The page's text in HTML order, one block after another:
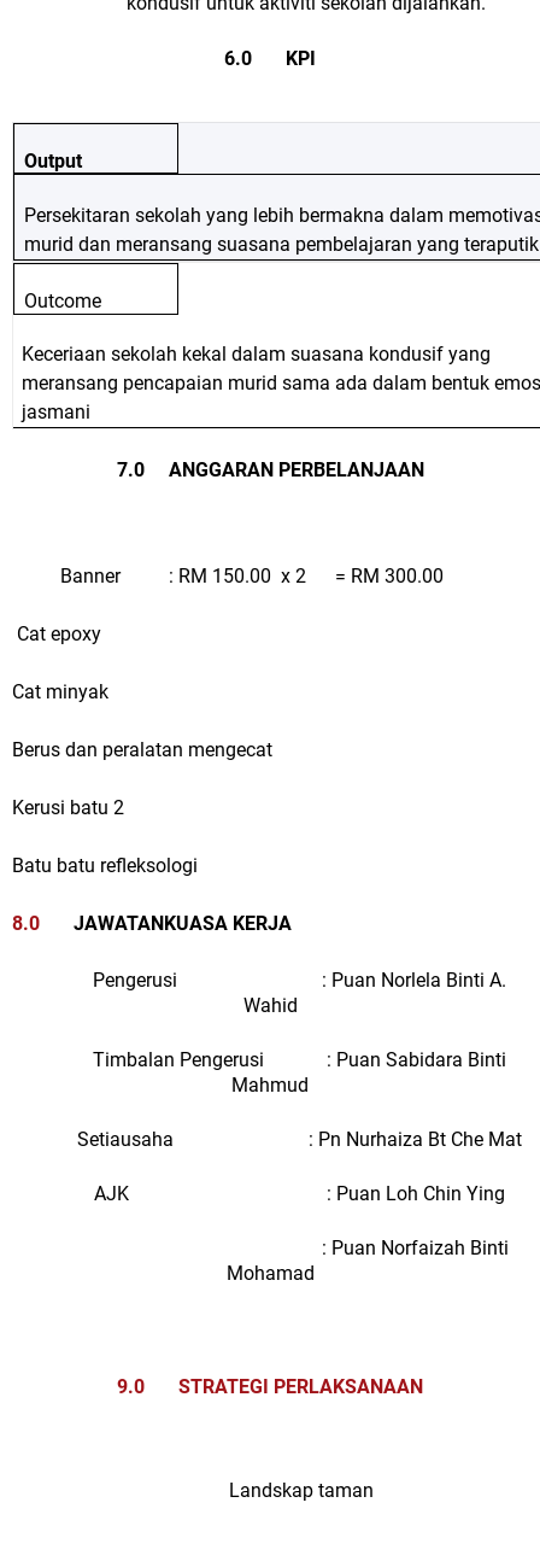
6.0 KPI
Output
Persekitaran sekolah yang lebih bermakna dalam
murid dan meransang suasana pembelajaran yang teraputik
Outcome
Keceriaan sekolah kekal dalam suasana kondusif yang
meransang pencapaian murid sama ada dalam bentuk
jasmani
7.0 ANGGARAN PERBELANJAAN
Banner : RM 150.00 x 2 = RM 300.00
Cat epoxy
Cat minyak
Berus dan peralatan mengecat
Kerusi batu 2
Batu batu refleksologi
8.0 JAWATANKUASA KERJA
Pengerusi : Puan Norlela Binti A.
Wahid
Timbalan Pengerusi : Puan Sabidara Binti
Mahmud
Setiausaha : Pn Nurhaiza Bt Che Mat
AJK : Puan Loh Chin Ying
: Puan Norfaizah Binti
Mohamad
9.0 STRATEGI PERLAKSANAAN
Landskap taman